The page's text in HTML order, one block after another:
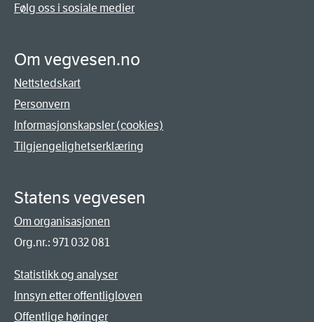
Følg oss i sosiale medier
Om vegvesen.no
Nettstedskart
Personvern
Informasjonskapsler (cookies)
Tilgjengelighetserklæring
Statens vegvesen
Om organisasjonen
Org.nr.: 971 032 081
Statistikk og analyser
Innsyn etter offentligloven
Offentlige høringer